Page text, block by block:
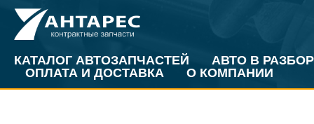
КАТАЛОГ АВТОЗАПЧАСТЕЙ
АВТО В РАЗБОР
ОПЛАТА И ДОСТАВКА
О КОМПАНИИ